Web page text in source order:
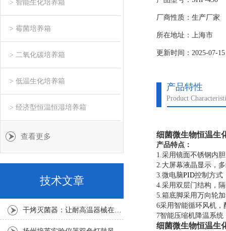
厂商性质：生产厂家
所在地址：上海市
更新时间：2025-07-15
产品特性
Product
细菌微生物恒温生
产品特点：
1.采用镜面不锈钢内
2.大屏幕液晶显示，
3.微电脑PID控制方式
4.采用双层门结构，
5.箱底脚采用万向轮
6采用智能循环风机
7智能压缩机降温系
细菌微生物恒温生
> 智能生化培养箱
> 霉菌培养箱
> 二氧化碳培养箱
> 低温生化培养箱
> 经济型恒温恒湿培养箱
查看更多
技术文章
干烤灭菌器：让耐高温器械在无水高温中重获无菌新生